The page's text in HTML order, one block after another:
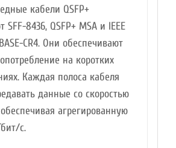
кабели QSFP+
SFF-8436, QSFP+ MSA и IEEE
CR4. Они обеспечивают
на коротких
Каждая полоса кабеля
данные со скоростью
агрегированную
с.